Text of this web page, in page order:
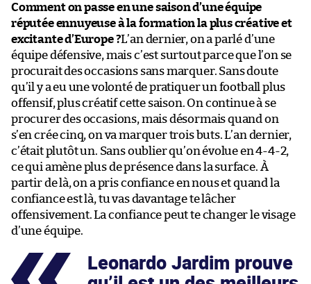
Comment on passe en une saison d’une équipe
réputée ennuyeuse à la formation la plus créative et
excitante d’Europe ?L’an dernier, on a parlé d’une
équipe défensive, mais c’est surtout parce que l’on se
procurait des occasions sans marquer. Sans doute
qu’il y a eu une volonté de pratiquer un football plus
offensif, plus créatif cette saison. On continue à se
procurer des occasions, mais désormais quand on
s’en crée cinq, on va marquer trois buts. L’an dernier,
c’était plutôt un. Sans oublier qu’on évolue en 4-4-2,
ce qui amène plus de présence dans la surface. À
partir de là, on a pris confiance en nous et quand la
confiance est là, tu vas davantage te lâcher
offensivement. La confiance peut te changer le visage
d’une équipe.
Leonardo Jardim prouve